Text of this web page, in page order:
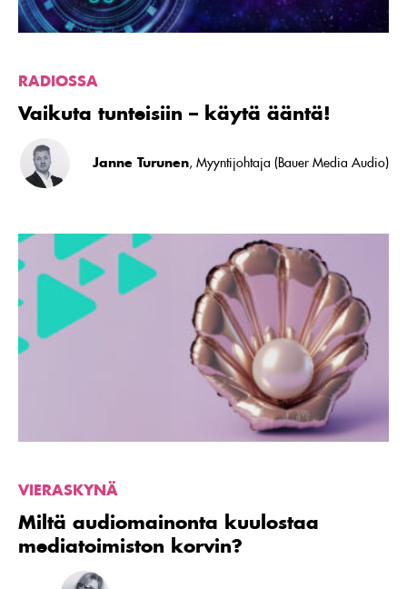
RADIOSSA
Vaikuta tunteisiin – käytä ääntä!
Janne Turunen, Myyntijohtaja (Bauer Media Audio)
Lue
artikkeli
Miltä
audiomainonta
kuulostaa
mediatoimiston
korvin?
VIERASKYNÄ
Miltä audiomainonta kuulostaa
mediatoimiston korvin?